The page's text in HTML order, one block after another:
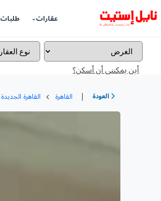
عقارات طلبات
أين يمكننى أن أسكن؟
العودة | القاهرة القاهرة الجديدة